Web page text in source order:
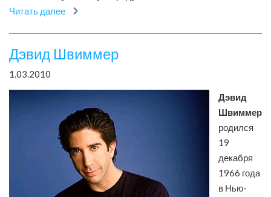
Читать далее
Дэвид Швиммер
1.03.2010
Дэвид
Швиммер
родился
19
декабря
1966 года
в Нью-